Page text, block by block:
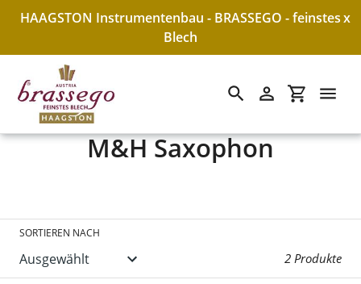
Direkt
HAAGSTON Instrumentenbau - BRASSEGO - feinstes
Blech
x
SuchenEinloggen
S
m
l
M&H Saxophon
SORTIEREN NACH
2 Produkte